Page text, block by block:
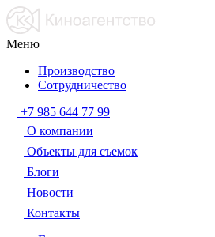
Меню
Производство
Сотрудничество
+7 985 644 77 99
О компании
Объекты для съемок
Блоги
Новости
Контакты